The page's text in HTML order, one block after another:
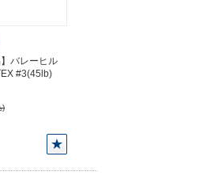
】バレーヒル
#3(45lb)
)